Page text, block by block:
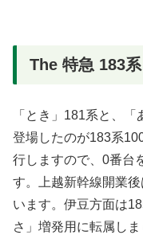
The 特急 183系
「とき」181系と、
登場したのが183系
行しますので、0番台
す。上越新幹線開業
います。伊豆方面は
さ」増発用に転属し